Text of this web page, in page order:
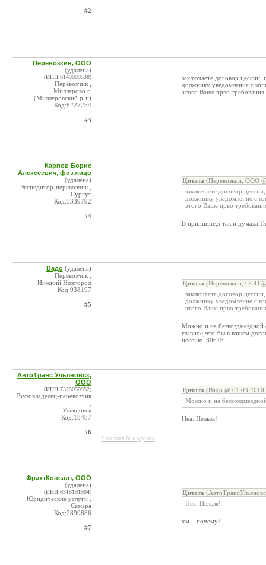
#2
Перевозкин, ООО
(удалена)
(ИНН:6149009538)
Перевозчик ,
Миллерово г.
(Миллеровский р-н)
Код:8227254
#3
заключаете договор
должнику уведомление с
этого Ваше прво
Карпов Борис
Алексеевич, физ.лицо
(удалена)
Экспедитор-перевозчик ,
Сургут
Код:5339792
#4
Цитата (Перевозкин, ООО
заключаете договор
должнику уведомление с
этого Ваше прво
В принципе,я так и
Вадо (удалена)
Перевозчик ,
Нижний Новгород
Код:938197
#5
Цитата (Перевозкин, ООО
заключаете договор
должнику уведомление с
этого Ваше прво
Можно и на безвоздмездной
главное,что-бы в вашем
цессию..30678
АвтоТранс Ульяновск,
ООО
(ИНН:7325050952)
Грузовладелец-перевозчик
Ульяновск
Код:18487
#6
* контакт был удален
Цитата (Вадо @ 01.03.2010
Можно и на
Неа. Нельзя!
ФрахтКонсалт, ООО
(удалена)
(ИНН:6318191904)
Юридические услуги ,
Самара
Код:2899686
#7
Цитата
Неа. Нельзя!
хм... почему?